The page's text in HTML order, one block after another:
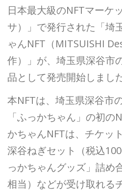
日本最大級のNFTマーケ
サ）」で発行された「埼
ゃんNFT（MITSUISHI
作）」が、埼玉県深谷市
品として発売開始しました
本NFTは、埼玉県深谷市
「ふっかちゃん」の初の
かちゃんNFTは、チケッ
深谷ねぎセット（税込
っかちゃんグッズ」詰め
相当）などが受け取れる